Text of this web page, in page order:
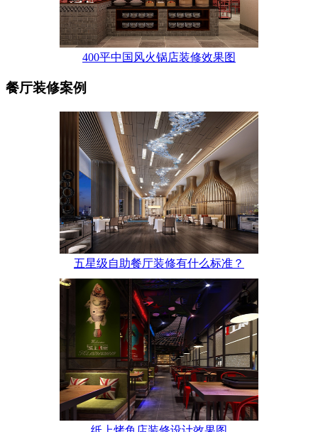
400平中国风火锅店装修效果图
餐厅装修案例
五星级自助餐厅装修有什么标准？